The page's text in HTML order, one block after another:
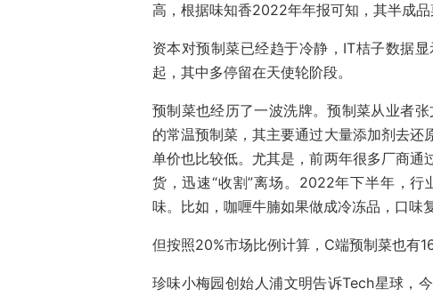
高，根据味知香2022年年报可知，其半成品
资本对预制菜已经趋于冷静，IT桔子数据
起，其中多停留在天使轮阶段。
预制菜也经历了一波洗牌。预制菜从业者
的常温预制菜，其主要通过大量添加剂去
单价也比较低。尤其是，前两年很多厂商通
货，迅速“收割”离场。2022年下半年，
味。比如，咖喱牛腩如果做成冷冻品，口味
但按照20%市场比例计算，C端预制菜也有
珍味小梅园创始人浦文明告诉Tech星球，